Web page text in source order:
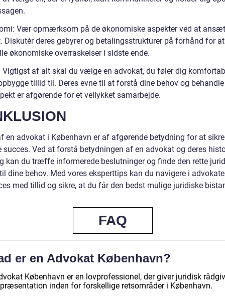
Vær opmærksom på de økonomiske aspekter ved at
Diskutér deres gebyrer og betalingsstrukturer på forhånd for
økonomiske overraskelser i sidste ende.
Vigtigst af alt skal du vælge en advokat, du føler dig
tillid til. Deres evne til at forstå dine behov og
er afgørende for et vellykket samarbejde.
en advokat i København er af afgørende betydning for at
succes. Ved at forstå betydningen af en advokat og deres
kan du træffe informerede beslutninger og finde den rette
dine behov. Med vores eksperttips kan du navigere i
med tillid og sikre, at du får den bedst mulige juridiske
FAQ
er en Advokat København?
København er en lovprofessionel, der giver juridisk
inden for forskellige retsområder i København.